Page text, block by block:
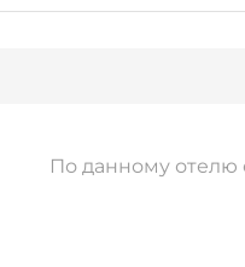
По данному отелю